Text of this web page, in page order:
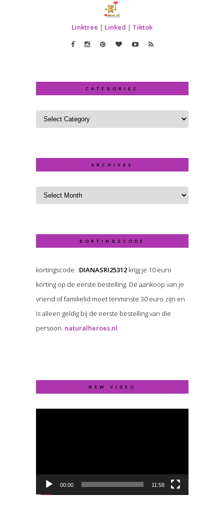
Linktree | Linked | Tiktok
CATEGORIES
ARCHIVES
KORTINGSCODE
kortingscode : DIANASRI25312krijg je 10 euro
korting op de eerste bestelling. De aankoop van je
vriend of familielid moet tenminste 30 euro zijn en
is alleen geldig bij de eerste bestelling van die
persoon. naturalheroes.nl
NEW VIDEO
Video
00:00 11:58